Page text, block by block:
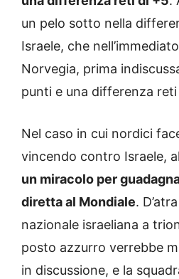
un pelo sotto nella
Israele, che
Norvegia, prima
punti e una differenza reti
Nel caso in cui nordici
vincendo contro Israele,
un miracolo per
diretta al Mondiale.
nazionale israeliana a
posto azzurro verrebbe
in discussione, e la